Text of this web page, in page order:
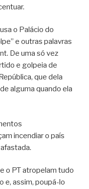
o Palácio do
e outras palavras
De uma só vez
e golpeia de
que dela
alguma quando ela
incendiar o país
o PT atropelam tudo
e, assim, poupá-lo